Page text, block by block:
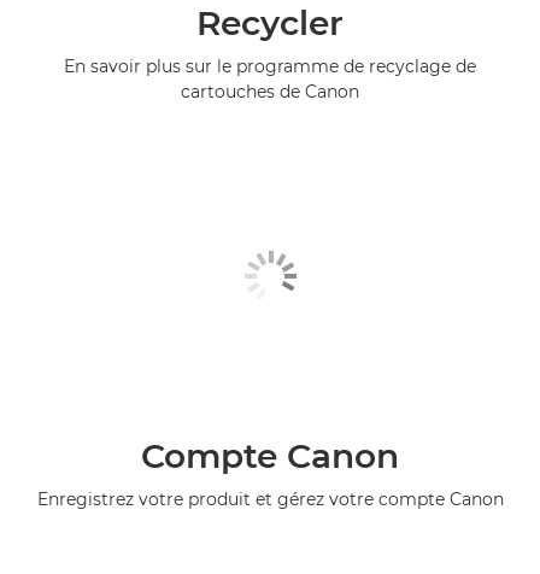
Recycler
En savoir plus sur le programme de recyclage de
cartouches de Canon
Compte Canon
Enregistrez votre produit et gérez votre compte Canon